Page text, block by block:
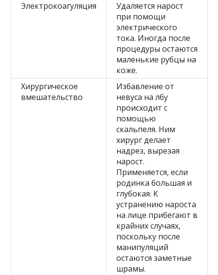
Электрокоагуляция
Удаляется нарост
при помощи
электрического
тока. Иногда после
процедуры остаются
маленькие рубцы на
коже.
Хирургическое
вмешательство
Избавление от
невуса на лбу
происходит с
помощью
скальпеля. Ним
хирург делает
надрез, вырезая
нарост.
Применяется, если
родинка большая и
глубокая. К
устранению нароста
на лице прибегают в
крайних случаях,
поскольку после
манипуляций
остаются заметные
шрамы.